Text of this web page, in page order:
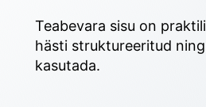
Teabevara sisu on
hästi struktureeritud
kasutada.